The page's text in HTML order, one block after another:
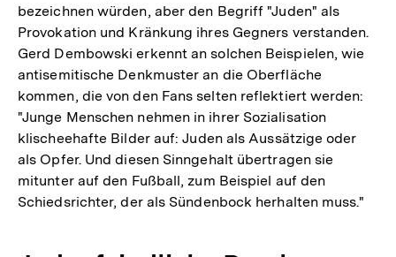
bezeichnen würden, aber den Begriff "Juden" als
Provokation und Kränkung ihres Gegners verstanden.
Gerd Dembowski erkennt an solchen Beispielen, wie
antisemitische Denkmuster an die Oberfläche
kommen, die von den Fans selten reflektiert werden:
"Junge Menschen nehmen in ihrer Sozialisation
klischeehafte Bilder auf: Juden als Aussätzige oder
als Opfer. Und diesen Sinngehalt übertragen sie
mitunter auf den Fußball, zum Beispiel auf den
Schiedsrichter, der als Sündenbock herhalten muss."